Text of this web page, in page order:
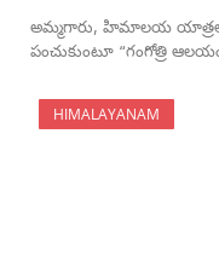
అమ్మగారు, హిమాలయ యాత్రలో
పంచుకుంటూ “గంగోత్రి
HIMALAYANAM